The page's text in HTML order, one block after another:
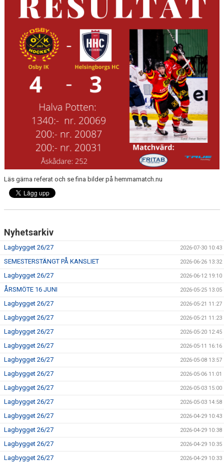
MEDLEMMAR
Läs gärna referat och se fina bilder på hemmamatch.nu
Nyhetsarkiv
Lagbygget 26/27 2026-07-30 10:43
SEMESTERSTÄNGT PÅ KANSLIET 2026-06-26 13:32
Lagbygget 26/27 2026-06-12 19:10
ÅRSMÖTE 16 JUNI 2026-05-25 13:05
Lagbygget 26/27 2026-05-21 11:27
Lagbygget 26/27 2026-05-21 11:23
Lagbygget 26/27 2026-05-20 12:45
Lagbygget 26/27 2026-05-11 16:16
Lagbygget 26/27 2026-05-08 13:57
Lagbygget 26/27 2026-05-06 11:01
Lagbygget 26/27 2026-05-03 15:00
Lagbygget 26/27 2026-05-03 14:58
Lagbygget 26/27 2026-04-29 10:43
Lagbygget 26/27 2026-04-29 10:38
Lagbygget 26/27 2026-04-29 10:35
Lagbygget 26/27 2026-04-29 10:33